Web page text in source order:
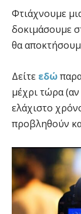
Φτιάχνουμε
δοκιμάσουμε
θα
Δείτε εδώ
μέχρι τώρα
ελάχιστο
προβληθούν